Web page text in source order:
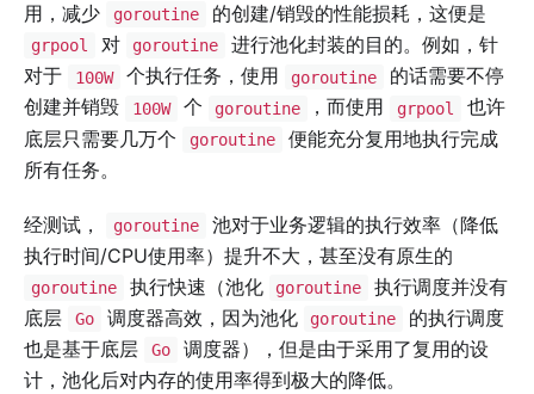
用，减少
goroutine 的创建/销毁的性能损耗，这便是
grpool 对 goroutine
进行池化封装的目的。例如，针
对于
100W 个执行任务，使用 goroutine
的话需要不停
创建并销毁
100W 个 goroutine ，而使用 grpool
也许
底层只需要几万个
goroutine
便能充分复用地执行完成
所有任务。
经测试， goroutine
池对于业务逻辑的执行效率（降低
执行时间/CPU使用率）提升不大，甚至没有原生的
goroutine 执行快速（池化 goroutine
执行调度并没有
底层
Go 调度器高效，因为池化 goroutine
的执行调度
也是基于底层
Go
调度器），但是由于采用了复用的设
计，池化后对内存的使用率得到极大的降低。